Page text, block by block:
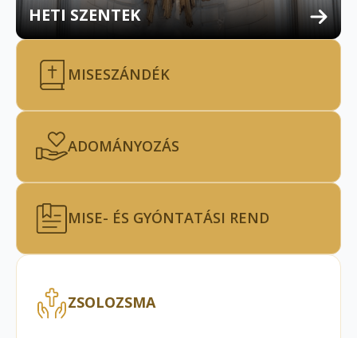
HETI SZENTEK
MISESZÁNDÉK
ADOMÁNYOZÁS
MISE- ÉS GYÓNTATÁSI REND
ZSOLOZSMA